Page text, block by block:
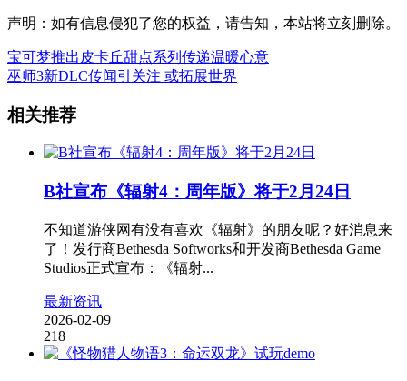
声明：如有信息侵犯了您的权益，请告知，本站将立刻删除。
宝可梦推出皮卡丘甜点系列传递温暖心意
巫师3新DLC传闻引关注 或拓展世界
相关推荐
B社宣布《辐射4：周年版》将于2月24日
不知道游侠网有没有喜欢《辐射》的朋友呢？好消息来
了！发行商Bethesda Softworks和开发商Bethesda Game
Studios正式宣布：《辐射...
最新资讯
2026-02-09
218